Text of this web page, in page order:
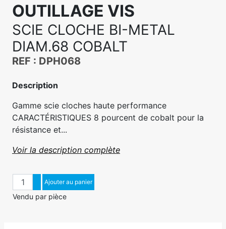
OUTILLAGE VIS
SCIE CLOCHE BI-METAL
DIAM.68 COBALT
REF : DPH068
Description
Gamme scie cloches haute performance
CARACTÉRISTIQUES 8 pourcent de cobalt pour la
résistance et...
Voir la description complète
QuantitéAugmenter quantité
Diminuer quantité
Ajouter au panier
Vendu par pièce